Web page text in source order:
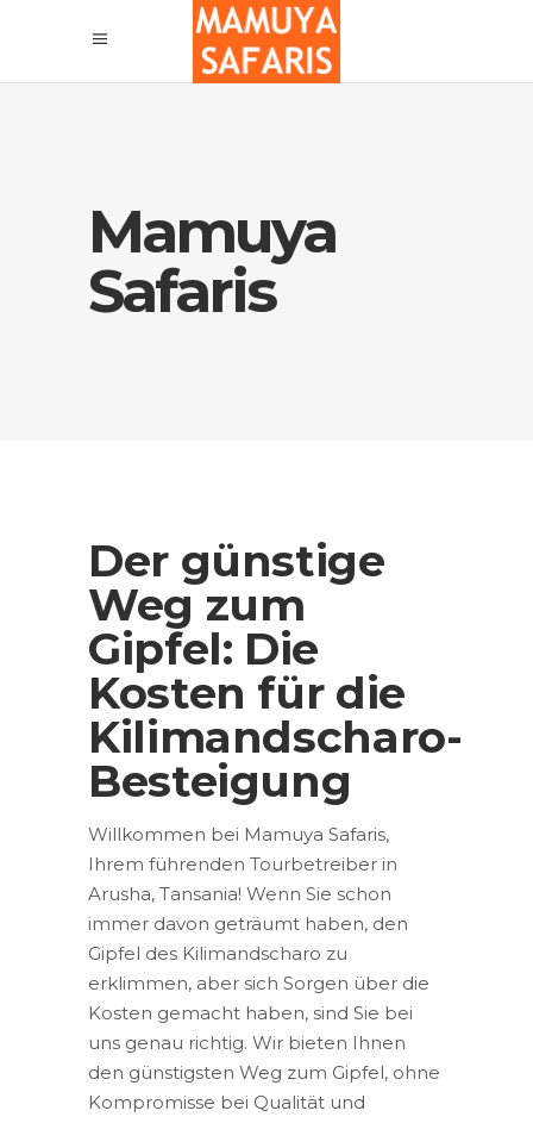
Mamuya
Safaris
Der günstige
Weg zum
Gipfel: Die
Kosten für die
Kilimandscharo-
Besteigung
Willkommen bei Mamuya Safaris,
Ihrem führenden Tourbetreiber in
Arusha, Tansania! Wenn Sie schon
immer davon geträumt haben, den
Gipfel des Kilimandscharo zu
erklimmen, aber sich Sorgen über die
Kosten gemacht haben, sind Sie bei
uns genau richtig. Wir bieten Ihnen
den günstigsten Weg zum Gipfel, ohne
Kompromisse bei Qualität und